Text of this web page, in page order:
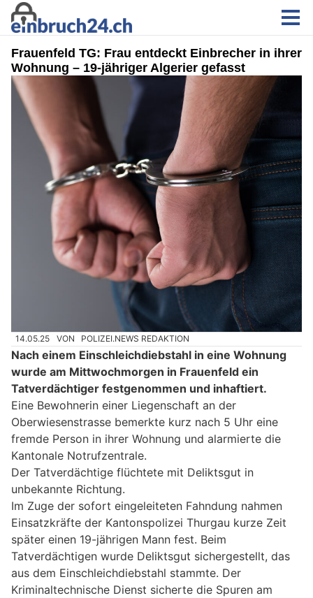
Frauenfeld TG: Frau entdeckt Einbrecher in ihrer
Wohnung – 19-jähriger Algerier gefasst
14.05.25 VON POLIZEI.NEWS REDAKTION
Nach einem Einschleichdiebstahl in eine Wohnung
wurde am Mittwochmorgen in Frauenfeld ein
Tatverdächtiger festgenommen und inhaftiert.
Eine Bewohnerin einer Liegenschaft an der
Oberwiesenstrasse bemerkte kurz nach 5 Uhr eine
fremde Person in ihrer Wohnung und alarmierte die
Kantonale Notrufzentrale.
Der Tatverdächtige flüchtete mit Deliktsgut in
unbekannte Richtung.
Im Zuge der sofort eingeleiteten Fahndung nahmen
Einsatzkräfte der Kantonspolizei Thurgau kurze Zeit
später einen 19-jährigen Mann fest. Beim
Tatverdächtigen wurde Deliktsgut sichergestellt, das
aus dem Einschleichdiebstahl stammte. Der
Kriminaltechnische Dienst sicherte die Spuren am